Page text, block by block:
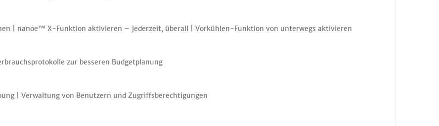
| nanoe™ X-Funktion aktivieren – jederzeit, überall | Vorkühlen-Funktion von unterwegs aktivieren
zur besseren Budgetplanung
| Verwaltung von Benutzern und Zugriffsberechtigungen